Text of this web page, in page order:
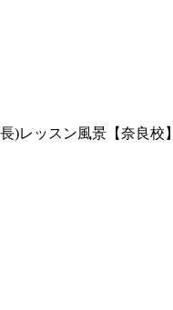
)レッスン風景【奈良校】